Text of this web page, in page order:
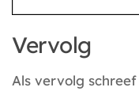
Vervolg
Als vervolg